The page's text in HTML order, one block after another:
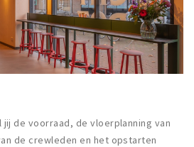
jij de voorraad, de vloerplanning van
de crewleden en het opstarten